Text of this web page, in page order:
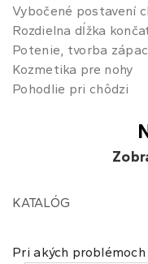
Vybočené postavení
Rozdielna dĺžka
Potenie, tvorba
Kozmetika pre nohy
Pohodlie pri chôdzi
KATALÓG
Pri akých